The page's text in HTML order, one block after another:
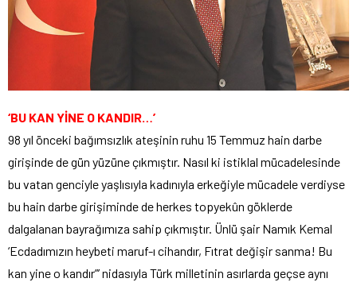
‘BU KAN YİNE O KANDIR…’
98 yıl önceki bağımsızlık ateşinin ruhu 15 Temmuz hain darbe
girişinde de gün yüzüne çıkmıştır. Nasıl ki istiklal mücadelesinde
bu vatan genciyle yaşlısıyla kadınıyla erkeğiyle mücadele verdiyse
bu hain darbe girişiminde de herkes topyekûn göklerde
dalgalanan bayrağımıza sahip çıkmıştır. Ünlü şair Namık Kemal
‘Ecdadımızın heybeti maruf-ı cihandır, Fıtrat değişir sanma! Bu
kan yine o kandır”’ nidasıyla Türk milletinin asırlarda geçse aynı